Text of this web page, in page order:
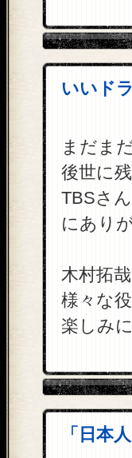
いいド
まだま
後世に
TBSさ
にあり
木村拓
様々な
楽しみ
「日本